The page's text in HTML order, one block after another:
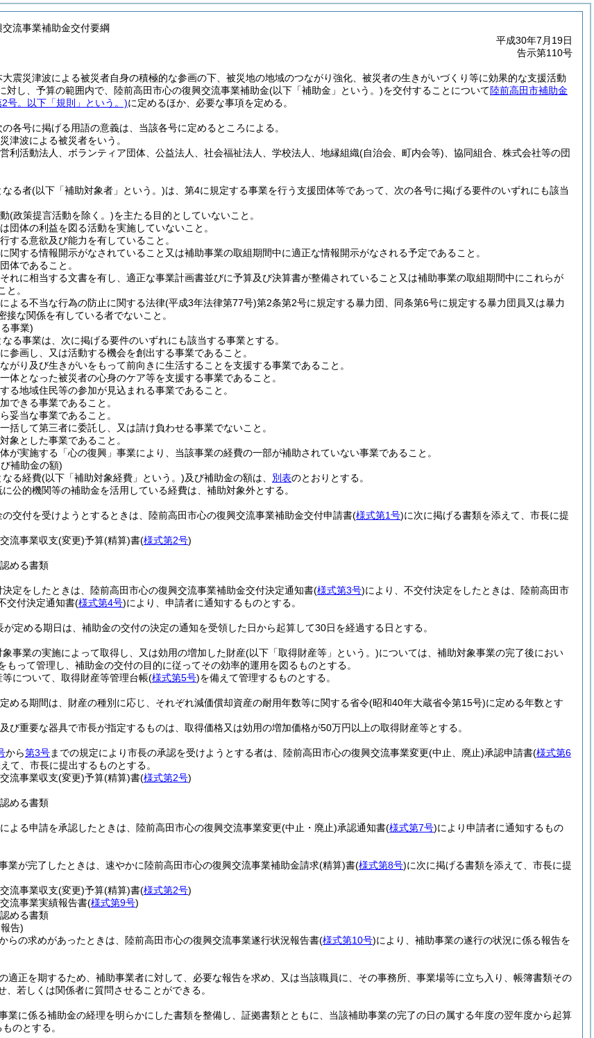
流事業補助金交付要綱
平成30年7月19日
告示第110号
震災津波による被災者自身の積極的な参画の下、被災地の地域のつながり強化、被災者の生きがいづくり等に効果的な支援活動
対し、予算の範囲内で、陸前高田市心の復興交流事業補助金(以下「補助金」という。)を交付することについて陸前高田市補助金
号。以下「規則」という。)に定めるほか、必要な事項を定める。
各号に掲げる用語の意義は、当該各号に定めるところによる。
波による被災者をいう。
活動法人、ボランティア団体、公益法人、社会福祉法人、学校法人、地縁組織(自治会、町内会等) 、協同組合、株式会社等の団
る者(以下「補助対象者」という。)は、第4に規定する事業を行う支援団体等であって、次の各号に掲げる要件のいずれにも該当
(政策提言活動を除く。)を主たる目的としていないこと。
団体の利益を図る活動を実施していないこと。
する意欲及び能力を有していること。
関する情報開示がなされていること又は補助事業の取組期間中に適正な情報開示がなされる予定であること。
体であること。
れに相当する文書を有し、適正な事業計画書並びに予算及び決算書が整備されていること又は補助事業の取組期間中にこれらが
と。
よる不当な行為の防止に関する法律(平成3年法律第77号)第2条第2号に規定する暴力団、同条第6号に規定する暴力団員又は暴力
接な関係を有している者でないこと。
事業)
る事業は、次に掲げる要件のいずれにも該当する事業とする。
参画し、又は活動する機会を創出する事業であること。
がり及び生きがいをもって前向きに生活することを支援する事業であること。
体となった被災者の心身のケア等を支援する事業であること。
る地域住民等の参加が見込まれる事業であること。
できる事業であること。
妥当な事業であること。
括して第三者に委託し、又は請け負わせる事業でないこと。
象とした事業であること。
が実施する「心の復興」事業により、当該事業の経費の一部が補助されていない事業であること。
補助金の額)
る経費(以下「補助対象経費」という。)及び補助金の額は、 別表のとおりとする。
公的機関等の補助金を活用している経費は、補助対象外とする。
交付を受けようとするときは、陸前高田市心の復興交流事業補助金交付申請書(様式第1号)に次に掲げる書類を添えて、市長に提
流事業収支(変更)予算(精算)書(様式第2号)
める書類
定をしたときは、陸前高田市心の復興交流事業補助金交付決定通知書(様式第3号)により、不交付決定をしたときは、陸前高田市
交付決定通知書(様式第4号)により、申請者に通知するものとする。
が定める期日は、補助金の交付の決定の通知を受領した日から起算して30日を経過する日とする。
事業の実施によって取得し、又は効用の増加した財産(以下「取得財産等」という。)については、補助対象事業の完了後におい
もって管理し、補助金の交付の目的に従ってその効率的運用を図るものとする。
について、取得財産等管理台帳(様式第5号)を備えて管理するものとする。
める期間は、財産の種別に応じ、それぞれ減価償却資産の耐用年数等に関する省令(昭和40年大蔵省令第15号)に定める年数とす
び重要な器具で市長が指定するものは、取得価格又は効用の増加価格が50万円以上の取得財産等とする。
から第3号までの規定により市長の承認を受けようとする者は、陸前高田市心の復興交流事業変更(中止、廃止)承認申請書(様式第6
て、市長に提出するものとする。
流事業収支(変更)予算(精算)書(様式第2号)
める書類
る申請を承認したときは、陸前高田市心の復興交流事業変更(中止・廃止)承認通知書(様式第7号)により申請者に通知するもの
が完了したときは、速やかに陸前高田市心の復興交流事業補助金請求(精算)書(様式第8号)に次に掲げる書類を添えて、市長に提
流事業収支(変更)予算(精算)書(様式第2号)
流事業実績報告書(様式第9号)
める書類
告)
の求めがあったときは、陸前高田市心の復興交流事業遂行状況報告書(様式第10号)により、補助事業の遂行の状況に係る報告を
正を期するため、補助事業者に対して、必要な報告を求め、又は当該職員に、その事務所、事業場等に立ち入り、帳簿書類その
、若しくは関係者に質問させることができる。
に係る補助金の経理を明らかにした書類を整備し、証拠書類とともに、当該補助事業の完了の日の属する年度の翌年度から起算
のとする。